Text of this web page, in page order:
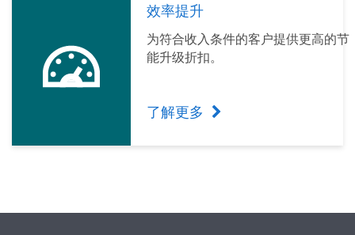
效率提升
为符合收入条件的客户提供更高的节
能升级折扣。
了解更多